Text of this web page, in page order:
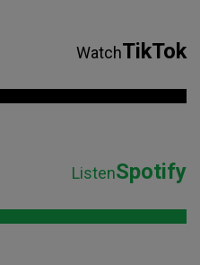
WatchTikTok
ListenSpotify